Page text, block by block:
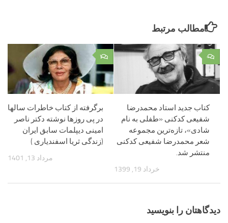
مطالب مرتبط
۱
برگرفته از کتاب خاطرات سالها
در پی روزها نوشته دکتر ناصر
امینی دیپلمات سابق ایران
(زندگی ثریا اسفندیاری )
مرداد 13, 1401
۰
کتاب جدید استاد محمدرضا
شفیعی کدکنی «طفلی به نام
شادی»، تازه‌ترین مجموعه
شعر محمدرضا شفیعی کدکنی
منتشر شد.‌
خرداد 19, 1399
دیدگاهتان را بنویسید